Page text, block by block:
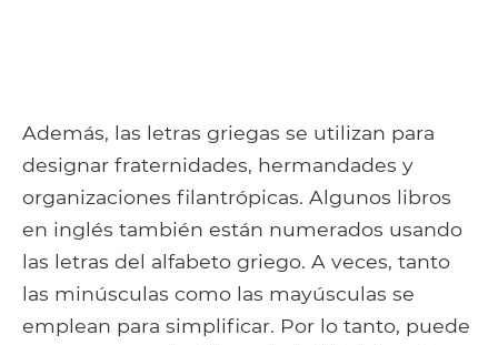
Además, las letras griegas se utilizan para
designar fraternidades, hermandades y
organizaciones filantrópicas. Algunos libros
en inglés también están numerados usando
las letras del alfabeto griego. A veces, tanto
las minúsculas como las mayúsculas se
emplean para simplificar. Por lo tanto, puede